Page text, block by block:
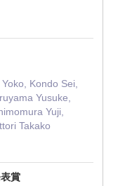
Kondo Sei,
Yusuke,
Yuji,
Takako
賞